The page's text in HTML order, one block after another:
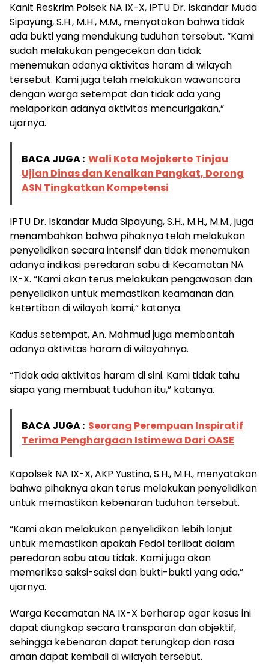
Kanit Reskrim Polsek NA IX-X, IPTU Dr. Iskandar Muda
Sipayung, S.H., M.H., M.M., menyatakan bahwa tidak
ada bukti yang mendukung tuduhan tersebut. “Kami
sudah melakukan pengecekan dan tidak
menemukan adanya aktivitas haram di wilayah
tersebut. Kami juga telah melakukan wawancara
dengan warga setempat dan tidak ada yang
melaporkan adanya aktivitas mencurigakan,”
ujarnya.
BACA JUGA : Wali Kota Mojokerto Tinjau
Ujian Dinas dan Kenaikan Pangkat, Dorong
ASN Tingkatkan Kompetensi
IPTU Dr. Iskandar Muda Sipayung, S.H., M.H., M.M., juga
menambahkan bahwa pihaknya telah melakukan
penyelidikan secara intensif dan tidak menemukan
adanya indikasi peredaran sabu di Kecamatan NA
IX-X. “Kami akan terus melakukan pengawasan dan
penyelidikan untuk memastikan keamanan dan
ketertiban di wilayah kami,” katanya.
Kadus setempat, An. Mahmud juga membantah
adanya aktivitas haram di wilayahnya.
“Tidak ada aktivitas haram di sini. Kami tidak tahu
siapa yang membuat tuduhan itu,” katanya.
BACA JUGA : Seorang Perempuan Inspiratif
Terima Penghargaan Istimewa Dari OASE
Kapolsek NA IX-X, AKP Yustina, S.H., M.H., menyatakan
bahwa pihaknya akan terus melakukan penyelidikan
untuk memastikan kebenaran tuduhan tersebut.
“Kami akan melakukan penyelidikan lebih lanjut
untuk memastikan apakah Fedol terlibat dalam
peredaran sabu atau tidak. Kami juga akan
memeriksa saksi-saksi dan bukti-bukti yang ada,”
ujarnya.
Warga Kecamatan NA IX-X berharap agar kasus ini
dapat diungkap secara transparan dan objektif,
sehingga kebenaran dapat terungkap dan rasa
aman dapat kembali di wilayah tersebut.